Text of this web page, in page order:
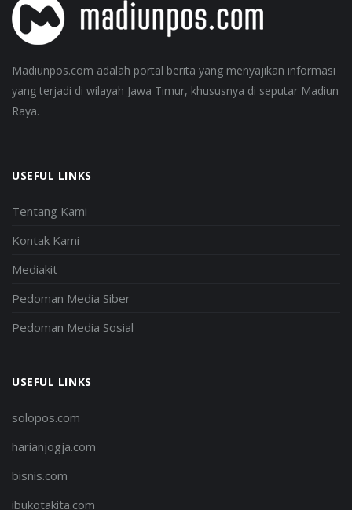
Madiunpos.com adalah portal berita yang menyajikan informasi
yang terjadi di wilayah Jawa Timur, khususnya di seputar Madiun
Raya.
USEFUL LINKS
Tentang Kami
Kontak Kami
Mediakit
Pedoman Media Siber
Pedoman Media Sosial
USEFUL LINKS
solopos.com
harianjogja.com
bisnis.com
ibukotakita.com